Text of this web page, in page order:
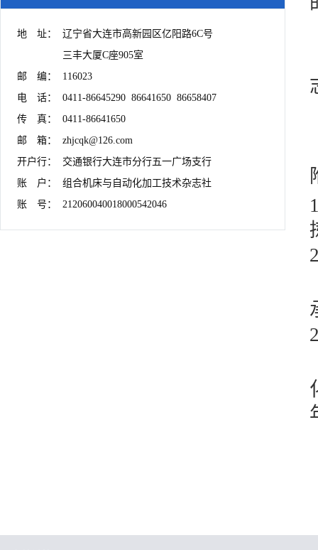
地　址：	辽宁省大连市高新园区亿阳路6C号
邮　编：	116023
电　话：	0411-86645290  86641650  86658407
传　真：	0411-86641650
邮　箱：	zhjcqk@126.com
开户行：	交通银行大连市分行五一广场支行
账　户：	组合机床与自动化加工技术杂志社
账　号：	212060040018000542046